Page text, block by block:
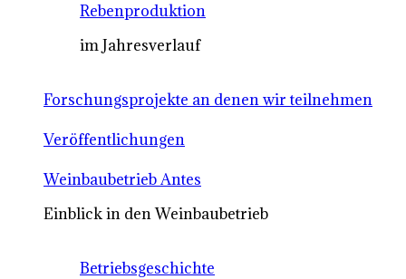
Rebenproduktion
im Jahresverlauf
Forschungsprojekte an denen wir teilnehmen
Veröffentlichungen
Weinbaubetrieb Antes
Einblick in den Weinbaubetrieb
Betriebsgeschichte